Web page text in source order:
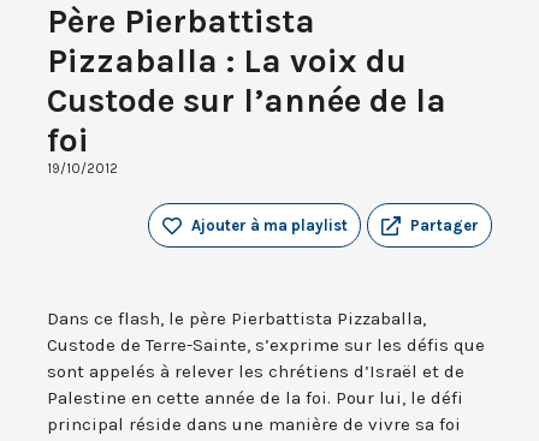
Père Pierbattista
Pizzaballa : La voix du
Custode sur l’année de la
foi
19/10/2012
Partager
Ajouter à ma playlist
Dans ce flash, le père Pierbattista Pizzaballa,
Custode de Terre-Sainte, s’exprime sur les défis que
sont appelés à relever les chrétiens d’Israël et de
Palestine en cette année de la foi. Pour lui, le défi
principal réside dans une manière de vivre sa foi